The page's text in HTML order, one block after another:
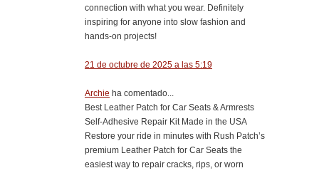
connection with what you wear. Definitely
inspiring for anyone into slow fashion and
hands-on projects!
21 de octubre de 2025 a las 5:19
Archie ha comentado...
Best Leather Patch for Car Seats & Armrests
Self-Adhesive Repair Kit Made in the USA
Restore your ride in minutes with Rush Patch’s
premium Leather Patch for Car Seats the
easiest way to repair cracks, rips, or worn